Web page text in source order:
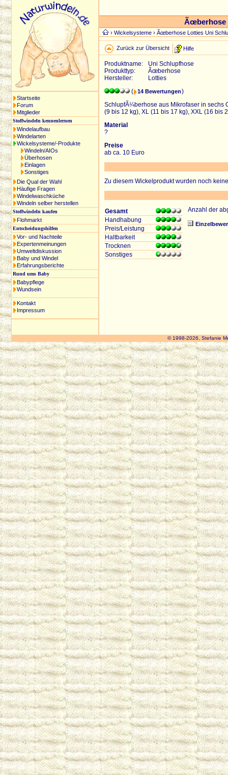
Startseite
Forum
Mitglieder
Stoffwindeln kennenlernen
Windelaufbau
Windelarten
Wickelsysteme/-Produkte
Windeln/AIOs
Überhosen
Einlagen
Sonstiges
Die Qual der Wahl
Häufige Fragen
Windelwaschküche
Windeln selber herstellen
Stoffwindeln kaufen
Flohmarkt
Entscheidungshilfen
Vor- und Nachteile
Expertenmeinungen
Umweltdiskussion
Baby und Windel
Erfahrungsberichte
Rund ums Baby
Babypflege
Wundsein
Kontakt
Impressum
Ãœberhose
›Wickelsysteme › Ãœberhose Lotties Uni
Zurück zur Übersicht Hilfe
Produktname:
Uni Schlupfhose
Produkttyp:
Ãœberhose
Hersteller:
Lotties
(
14 Bewertungen)
SchlupfÃ¼berhose aus Mikrofaser in sechs
(9 bis 12 kg), XL (11 bis 17 kg), XXL (16 bis
Material
?
Preise
ab ca. 10 Euro
Zu diesem Wickelprodukt wurden noch
Gesamt
Handhabung
Preis/Leistung
Haltbarkeit
Trocknen
Sonstiges
Anzahl der
© 1998-2026, Stefanie